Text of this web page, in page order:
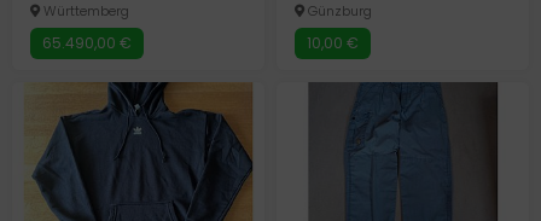
Württemberg
65.490,00 €
Günzburg
10,00 €